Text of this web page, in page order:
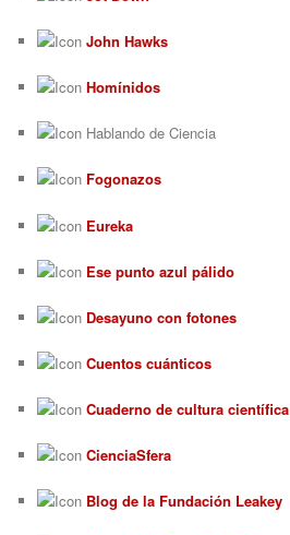
John Hawks
Homínidos
Hablando de Ciencia
Fogonazos
Eureka
Ese punto azul pálido
Desayuno con fotones
Cuentos cuánticos
Cuaderno de cultura científica
CienciaSfera
Blog de la Fundación Leakey